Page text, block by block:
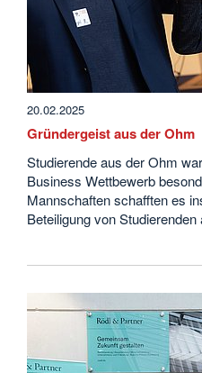
20.02.2025
Gründergeist aus der Ohm
Studierende aus der Ohm
Business Wettbewerb
Mannschaften schafften es
Beteiligung von